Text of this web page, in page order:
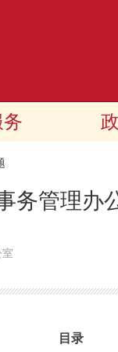
务管理办
目录